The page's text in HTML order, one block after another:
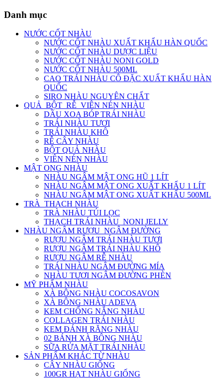
Danh mục
NƯỚC CỐT NHÀU
NƯỚC CỐT NHÀU XUẤT KHẨU HÀN QUỐC
NƯỚC CỐT NHÀU DƯỢC LIỆU
NƯỚC CỐT NHÀU NONI GOLD
NƯỚC CỐT NHÀU 500ML
CAO TRÁI NHÀU CÔ ĐẶC XUẤT KHẨU HÀN
QUỐC
SIRO NHÀU NGUYÊN CHẤT
QUẢ_BỘT_RỄ_VIÊN NÉN NHÀU
DẦU XOA BÓP TRÁI NHÀU
TRÁI NHÀU TƯƠI
TRÁI NHÀU KHÔ
RỄ CÂY NHÀU
BỘT QUẢ NHÀU
VIÊN NÉN NHÀU
MẬT ONG NHÀU
NHÀU NGÂM MẬT ONG HŨ 1 LÍT
NHÀU NGÂM MẬT ONG XUẤT KHẨU 1 LÍT
NHÀU NGÂM MẬT ONG XUẤT KHẨU 500ML
TRÀ_THẠCH NHÀU
TRÀ NHÀU TÚI LỌC
THẠCH TRÁI NHÀU_NONI JELLY
NHÀU NGÂM RƯỢU_NGÂM ĐƯỜNG
RƯỢU NGÂM TRÁI NHÀU TƯƠI
RƯỢU NGÂM TRÁI NHÀU KHÔ
RƯỢU NGÂM RỄ NHÀU
TRÁI NHÀU NGÂM ĐƯỜNG MÍA
NHÀU TƯƠI NGÂM ĐƯỜNG PHÈN
MỸ PHẨM NHÀU
XÀ BÔNG NHÀU COCOSAVON
XÀ BÔNG NHÀU ADEVA
KEM CHỐNG NẮNG NHÀU
COLLAGEN TRÁI NHÀU
KEM ĐÁNH RĂNG NHÀU
02 BÁNH XÀ BÔNG NHÀU
SỮA RỬA MẶT TRÁI NHÀU
SẢN PHẨM KHÁC TỪ NHÀU
CÂY NHÀU GIỐNG
100GR HẠT NHÀU GIỐNG